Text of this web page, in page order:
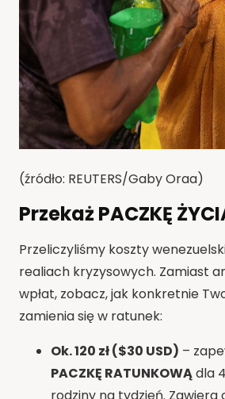
(źródło: REUTERS/Gaby Oraa)
Przekaż PACZKĘ
Przeliczyliśmy koszty
realiach kryzysowych. Zamiast
wpłat, zobacz, jak konkretnie
zamienia się w ratunek:
Ok. 120 zł ($30 USD) –
PACZKĘ RATUNKOWĄdla